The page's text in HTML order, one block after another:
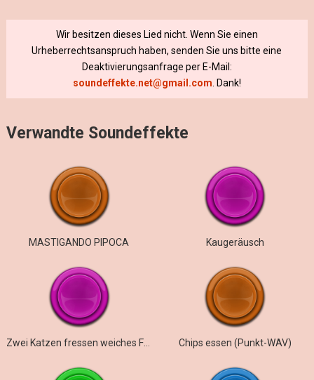
Wir besitzen dieses Lied nicht. Wenn Sie einen
Urheberrechtsanspruch haben, senden Sie uns bitte eine
Deaktivierungsanfrage per E-Mail:
soundeffekte.net@gmail.com . Dank!
Verwandte Soundeffekte
MASTIGANDO PIPOCA Kaugeräusch
Zwei Katzen fressen weiches Futter Chips essen (Punkt-WAV)